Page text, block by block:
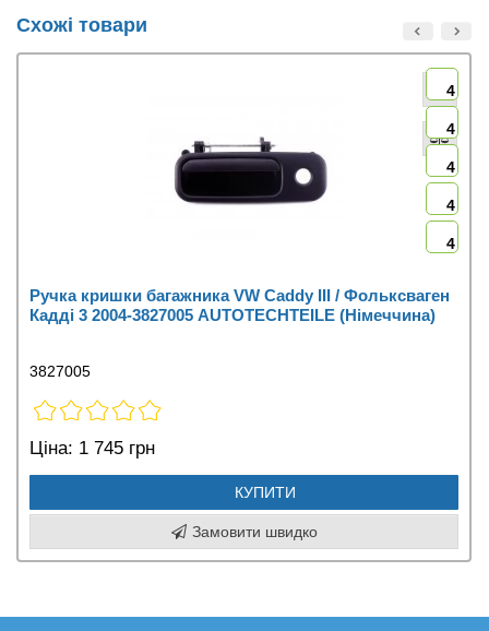
Схожі товари
4
4
4
4
4
Ручка кришки багажника VW Caddy III / Фольксваген
Кадді 3 2004-3827005 AUTOTECHTEILE (Німеччина)
3827005
Ціна: 1 745 грн
КУПИТИ
Замовити швидко